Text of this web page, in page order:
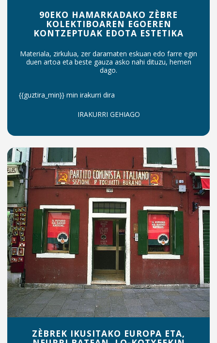
90EKO HAMARKADAKO ZÈBRE
KOLEKTIBOAREN EGOEREN
KONTZEPTUAK EDOTA ESTETIKA
Materiala, zirkulua, zer daramaten eskuan edo farre egin
duen artoa eta beste gauza asko nahi dituzu, hemen
dago.
{{guztira_min}} min irakurri dira
IRAKURRI GEHIAGO
ZÈBREK IKUSITAKO EUROPA ETA,